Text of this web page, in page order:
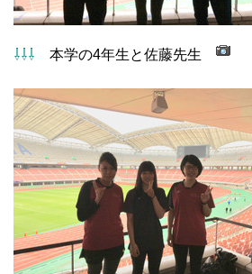
⇩⇩⇩ 本学の4年生と佐藤先生